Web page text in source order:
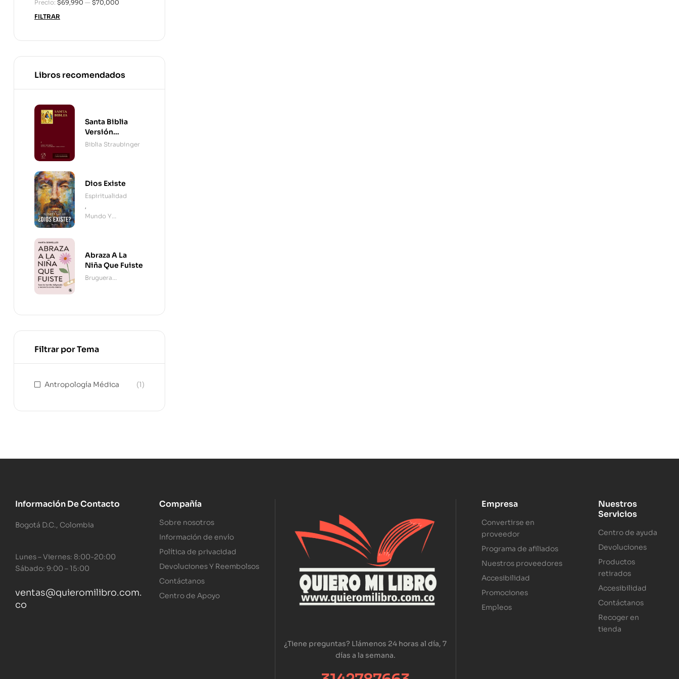
FILTRAR
Precio: $69,990 — $70,000
Libros recomendados
Santa Biblia
Versión
Straubinger - 2
Biblia Straubinger
Dios Existe
Espiritualidad
,
Mundo Y
Abraza A La
Niña Que Fuiste
Bruguera
Filtrar por Tema
Antropología Médica (1)
Información De Contacto
Bogotá D.C., Colombia
Lunes – Viernes: 8:00-20:00
Sábado: 9:00 – 15:00
ventas@quieromilibro.com.
co
Compañía
Sobre nosotros
Información de envío
Política de privacidad
Devoluciones Y Reembolsos
Contáctanos
Centro de Apoyo
¿Tiene preguntas? Llámenos 24 horas al día, 7
días a la semana.
Empresa
Convertirse en
proveedor
Programa de afiliados
Nuestros proveedores
Accesibilidad
Promociones
Empleos
Nuestros
Servicios
Centro de ayuda
Devoluciones
Productos
retirados
Accesibilidad
Contáctanos
Recoger en
tienda